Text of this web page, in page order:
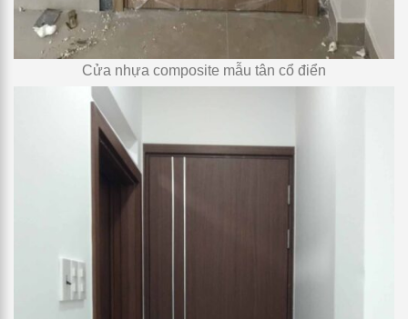
Cửa nhựa composite mẫu tân cổ điển